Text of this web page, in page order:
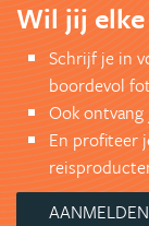
Wil jij
Schrijf je in
boordevol
Ook ontvang
En profiteer